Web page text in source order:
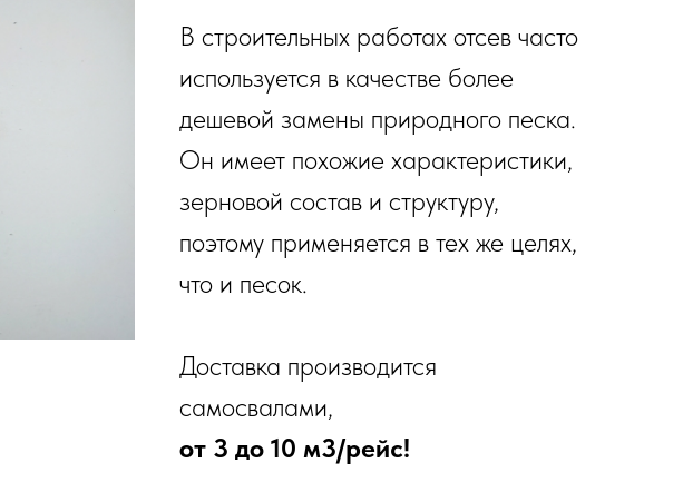
В строительных работах отсев часто
используется в качестве более
дешевой замены природного песка.
Он имеет похожие характеристики,
зерновой состав и структуру,
поэтому применяется в тех же целях,
что и песок.
Доставка производится
самосвалами,
от 3 до 10 м3/рейс!